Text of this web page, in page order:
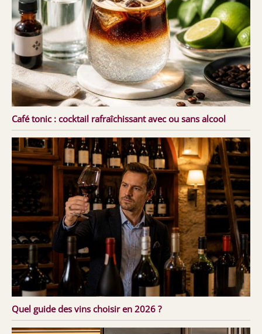
Café tonic : cocktail rafraîchissant avec ou sans alcool
Quel guide des vins choisir en 2026 ?